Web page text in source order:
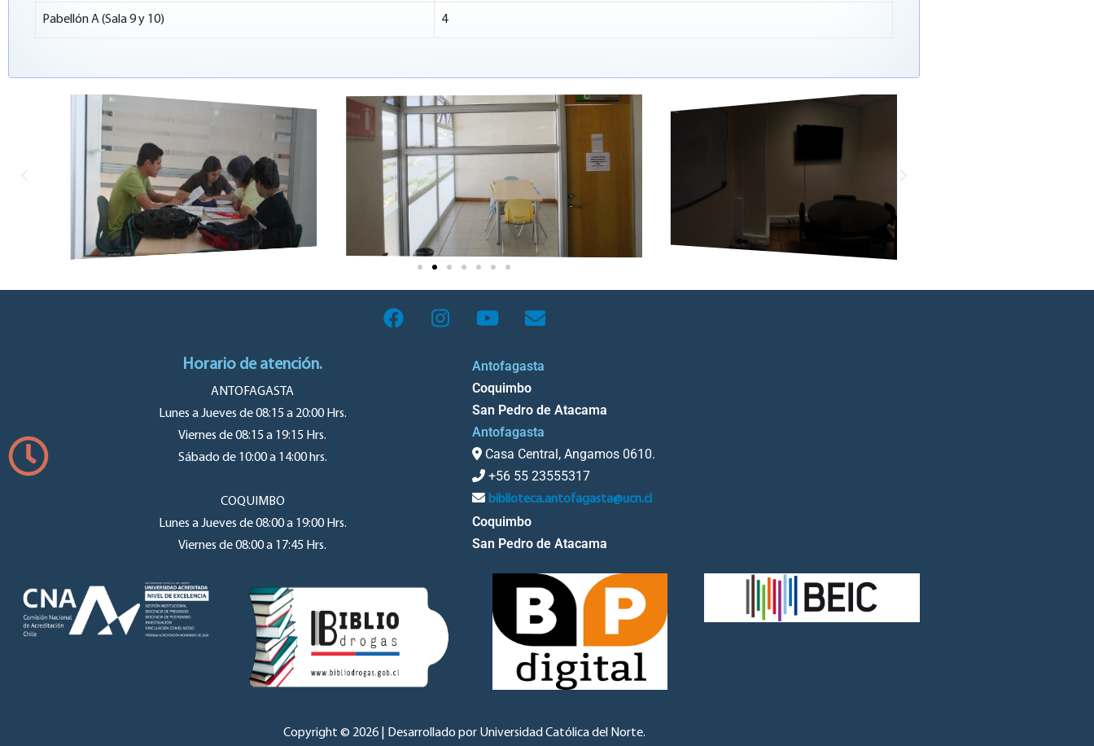
Pabellón A (Sala 9 y 10) 4
Horario de atención.
ANTOFAGASTA
Lunes a Jueves de 08:15 a 20:00 Hrs.
Viernes de 08:15 a 19:15 Hrs.
Sábado de 10:00 a 14:00 hrs.
COQUIMBO
Lunes a Jueves de 08:00 a 19:00 Hrs.
Viernes de 08:00 a 17:45 Hrs.
Antofagasta
Coquimbo
San Pedro de Atacama
Antofagasta
Casa Central, Angamos 0610.
+56 55 23555317
biblioteca.antofagasta@ucn.cl
Coquimbo
San Pedro de Atacama
Copyright © 2026 | Desarrollado por Universidad Católica del Norte.